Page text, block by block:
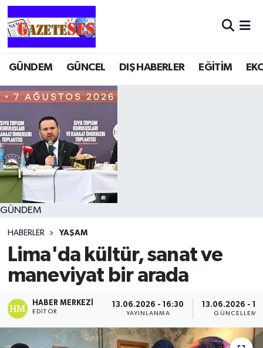
GÜNDEM GÜNCEL DIŞ HABERLER EĞİTİM
GÜNDEM
HABERLER YAŞAM
Lima'da kültür, sanat ve
maneviyat bir arada
HABER MERKEZI
EDITÖR
13.06.2026 - 16:30
YAYINLANMA
13.06.2026 -
GÜNCELLEME